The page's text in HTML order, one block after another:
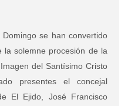
se han convertido
solemne procesión de la
del Santísimo Cristo
presentes el concejal
El Ejido, José Francisco